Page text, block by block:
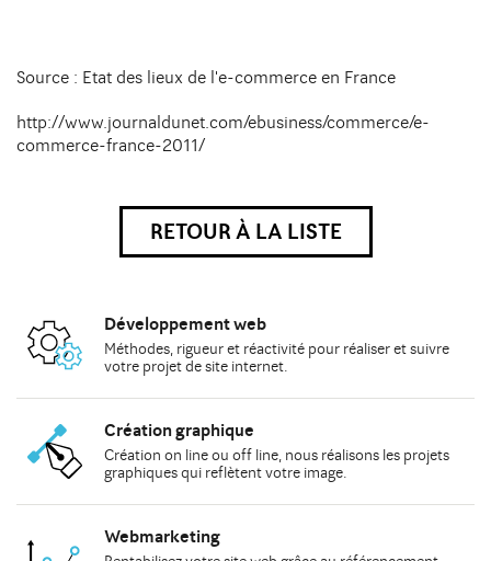
Source : Etat des lieux de l'e-commerce en France
http://www.journaldunet.com/ebusiness/commerce/e-
commerce-france-2011/
RETOUR À LA LISTE
Développement web
Méthodes, rigueur et réactivité pour réaliser et suivre
votre projet de site internet.
Création graphique
Création on lineou off line, nous réalisons les projets
graphiquesqui reflètent votre image.
Webmarketing